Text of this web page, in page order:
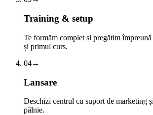
Training & setup
Te formăm complet și pregătim
și primul curs.
04→
Lansare
Deschizi centrul cu suport de marketing
pâlnie.